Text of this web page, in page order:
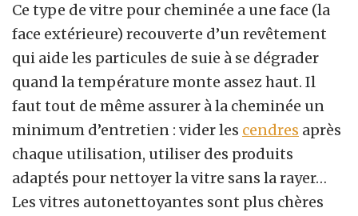
Ce type de vitre pour cheminée a une face (la
face extérieure) recouverte d’un revêtement
qui aide les particules de suie à se dégrader
quand la température monte assez haut. Il
faut tout de même assurer à la cheminée un
minimum d’entretien : vider les cendres après
chaque utilisation, utiliser des produits
adaptés pour nettoyer la vitre sans la rayer…
Les vitres autonettoyantes sont plus chères